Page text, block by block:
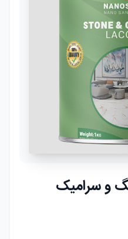
و سرامیک